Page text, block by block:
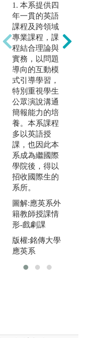
專案導向學習
（Project-Based
Learning, PB
L）是任務導
向學習（TB
L）的進階形
式。在PBL
中，學生需要
完成的任務通
常更加複雜，
且作業時間可
以延續整個學
期。此過程以
團隊合作的方
式進行，強調
學生在解決實
際問題的過程
中，進行深入
的探索與學
習。
圖解:專案導向
教學在英語辯
論課程之應用
erated using Na
1. 本系提供四
年一貫的英語
課程及跨領域
專業課程，課
程結合理論與
實務，以問題
導向的互動模
式引導學習，
特別重視學生
公眾演說溝通
簡報能力的培
養。本系課程
多以英語授
課，也因此本
系成為繼國際
學院後，得以
招收國際生的
系所。
圖解:應英系外
籍教師授課情
形-戲劇課
版權:銘傳大學
應英系